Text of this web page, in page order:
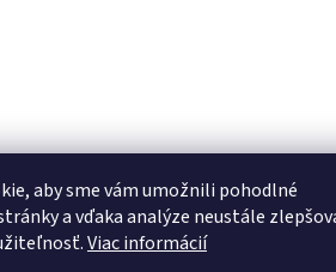
aby sme vám umožnili pohodlné
a vďaka analýze neustále
Viac informácií